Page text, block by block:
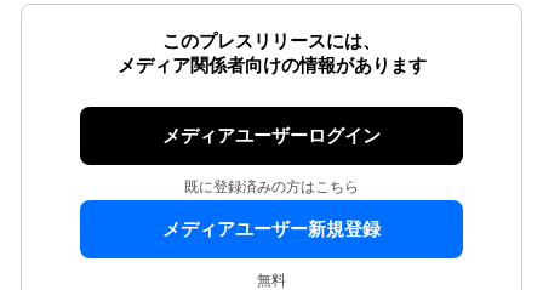
このプレスリリースには、
メディア関係者向けの情報があります
メディアユーザーログイン
既に登録済みの方はこちら
メディアユーザー新規登録
無料